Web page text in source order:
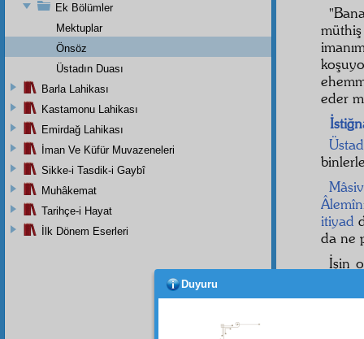
eder
Üstad
Âlemîn
itiyad
da ne
İşin
Ek Bölümler
Mektuplar
Önsöz
Üstadın Duası
Barla Lahikası
Kastamonu Lahikası
Emirdağ Lahikası
İman Ve Küfür Muvazeneleri
Sikke-i Tasdik-i Gaybî
Muhâkemat
Tarihçe-i Hayat
İlk Dönem Eserleri
Duyuru